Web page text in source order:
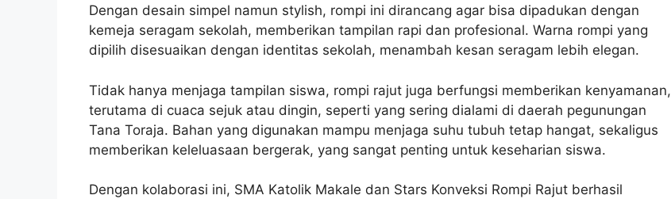
Dengan desain simpel namun stylish, rompi ini dirancang agar bisa dipadukan dengan
kemeja seragam sekolah, memberikan tampilan rapi dan profesional. Warna rompi yang
dipilih disesuaikan dengan identitas sekolah, menambah kesan seragam lebih elegan.
Tidak hanya menjaga tampilan siswa, rompi rajut juga berfungsi memberikan kenyamanan,
terutama di cuaca sejuk atau dingin, seperti yang sering dialami di daerah pegunungan
Tana Toraja. Bahan yang digunakan mampu menjaga suhu tubuh tetap hangat, sekaligus
memberikan keleluasaan bergerak, yang sangat penting untuk keseharian siswa.
Dengan kolaborasi ini, SMA Katolik Makale dan Stars Konveksi Rompi Rajut berhasil